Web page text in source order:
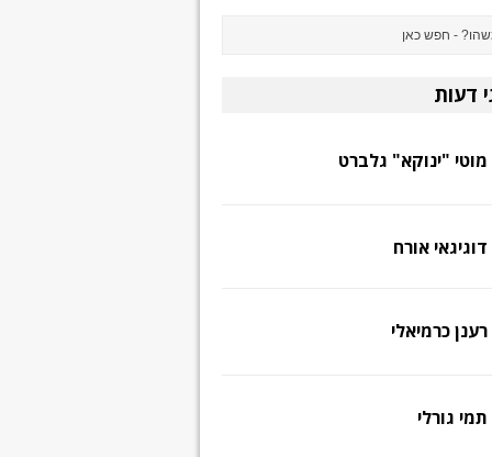
דעות
מוטי "ינוקא" גלברט
דוגיגאי אורח
רענן כרמיאלי
תמי גורלי